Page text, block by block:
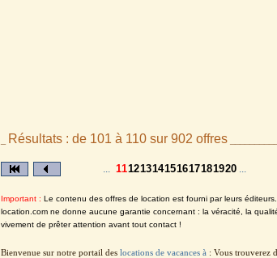
Résultats : de 101 à 110 sur 902 offres
... 11121314151617181920 ...
Important : Le contenu des offres de location est fourni par leurs
location.com ne donne aucune garantie concernant : la véracité, la
vivement de prêter attention avant tout contact !
Bienvenue sur notre portail des locations de vacances à : Vous trouverez